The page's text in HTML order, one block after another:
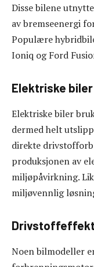
Disse bilene
av bremseenergi
Populære
Ioniq og Ford
Elektriske biler
Elektriske biler
dermed helt
direkte
produksjonen av
miljøpåvirkning.
miljøvennlig
Noen bilmodeller